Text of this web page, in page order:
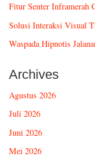
Fitur Senter Inframerah
Solusi Interaksi Visual
Waspada Hipnotis
Archives
Agustus 2026
Juli 2026
Juni 2026
Mei 2026